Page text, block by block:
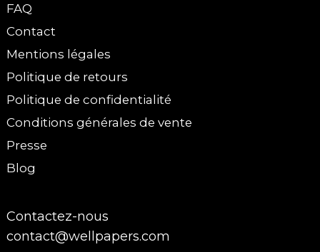
FAQ
Contact
Mentions légales
Politique de retours
Politique de confidentialité
Conditions générales de vente
Presse
Blog
Contactez-nous
contact@wellpapers.com